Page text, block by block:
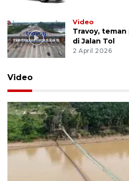
Video
Travoy,
di Jalan Tol
2 April 2026
Video